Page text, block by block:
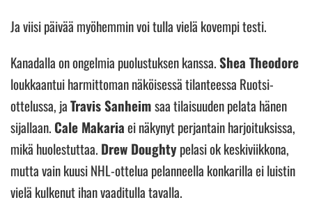
Ja viisi päivää myöhemmin voi tulla vielä kovempi testi.
Kanadalla on ongelmia puolustuksen kanssa.Shea Theodore
loukkaantui harmittoman näköisessä tilanteessa Ruotsi-
ottelussa, jaTravis Sanheimsaa tilaisuuden pelata hänen
sijallaan. Cale Makariaei näkynyt perjantain harjoituksissa,
mikä huolestuttaa. Drew Doughtypelasi ok keskiviikkona,
mutta vain kuusi NHL-ottelua pelanneella konkarilla ei luistin
vielä kulkenut ihan vaaditulla tavalla.